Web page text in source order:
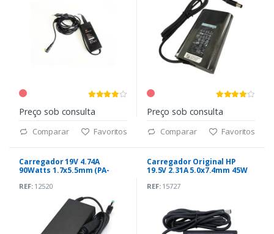
Preço sob consulta
Comparar Favoritos
Preço sob consulta
Comparar Favoritos
Carregador 19V 4.74A
90Watts 1.7x5.5mm (PA-
REF:12520
Carregador Original HP
19.5V 2.31A 5.0x7.4mm 45W
REF:15727